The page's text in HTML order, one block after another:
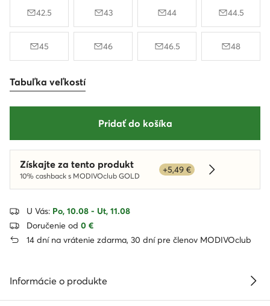
42.5 43 44 44.5
45 46 46.5 48
Tabuľka veľkostí
Pridať do košíka
Získajte za tento produkt
10% cashback s MODIVOclub GOLD
+5,49 €
Dowiedz się
U Vás: Po, 10.08 - Ut, 11.08
Doručenie od 0 €
14 dní na vrátenie zdarma, 30 dní pre členov MODIVOclub
Informácie o produkte